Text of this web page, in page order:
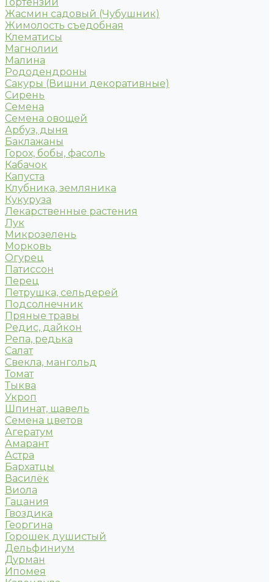
Жасмин садовый (Чубушник)
Жимолость съедобная
Клематисы
Магнолии
Малина
Рододендроны
Сакуры (Вишни декоративные)
Сирень
Семена
Семена овощей
Арбуз, дыня
Баклажаны
Горох, бобы, фасоль
Кабачок
Капуста
Клубника, земляника
Кукуруза
Лекарственные растения
Лук
Микрозелень
Морковь
Огурец
Патиссон
Перец
Петрушка, сельдерей
Подсолнечник
Пряные травы
Редис, дайкон
Репа, редька
Салат
Свекла, мангольд
Томат
Тыква
Укроп
Шпинат, щавель
Семена цветов
Агератум
Амарант
Астра
Бархатцы
Василёк
Виола
Гацания
Гвоздика
Георгина
Горошек душистый
Дельфиниум
Дурман
Ипомея